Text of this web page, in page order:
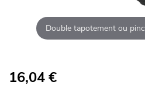
Double tapotement ou
16,04€